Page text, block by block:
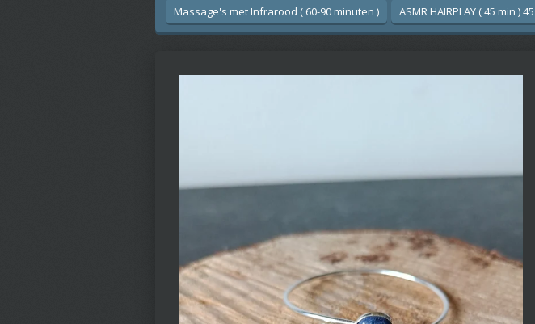
Massage's met Infrarood ( 60-90 minuten )
ASMR HAIRPLAY ( 45 min )